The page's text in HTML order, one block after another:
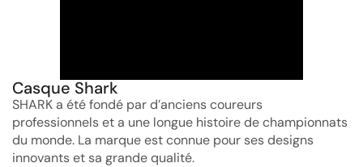
Casque Shark
SHARK a été fondé par d’anciens coureurs
professionnels et a une longue histoire de championnats
du monde. La marque est connue pour ses designs
innovants et sa grande qualité.